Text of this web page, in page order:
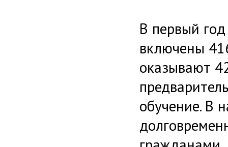
В первый
включены
оказывают
обучение. В